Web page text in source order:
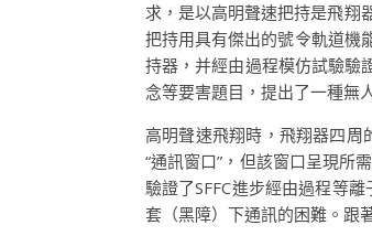
求，是以高明聲速把持是飛翔
把持用具有傑出的號令軌道機
持器，并經由過程模仿試驗驗
念等要害題目，提出了一種無
高明聲速飛翔時，飛翔器四
“通訊窗口”，但該窗口呈現所
驗證了SFFC進步經由過程等
套（黑障）下通訊的困難。跟